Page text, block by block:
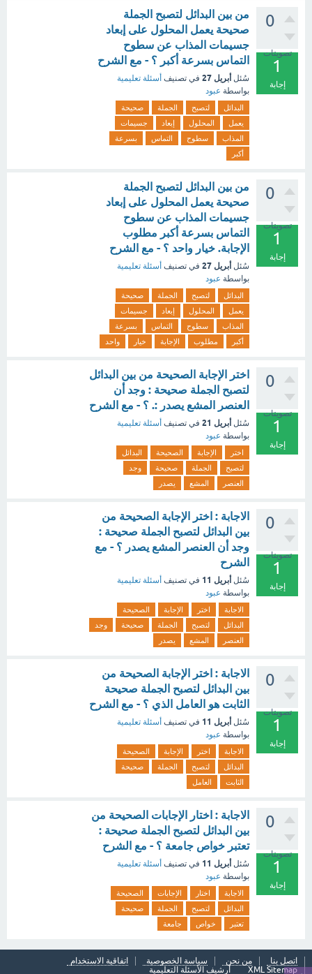
0
تصويتات
1
إجابة
من بين البدائل لتصبح الجملة
صحيحة يعمل المحلول على إبعاد
جسيمات المذاب عن سطوح
التماس بسرعة أكبر ؟ - مع الشرح
سُئل أبريل 27 في تصنيف أسئلة تعليمية
بواسطة عبود
البدائل لتصبح الجملة
صحيحة
يعمل
المحلول إبعاد
جسيمات
المذاب
سطوح التماس
بسرعة
أكبر
0
تصويتات
1
إجابة
من بين البدائل لتصبح الجملة
صحيحة يعمل المحلول على إبعاد
جسيمات المذاب عن سطوح
التماس بسرعة أكبر مطلوب
الإجابة. خيار واحد ؟ - مع الشرح
سُئل أبريل 27 في تصنيف أسئلة تعليمية
بواسطة عبود
البدائل لتصبح الجملة
صحيحة
يعمل
المحلول إبعاد
جسيمات
المذاب
سطوح التماس
بسرعة
أكبر
مطلوب الإجابة خيار واحد
0
تصويتات
1
إجابة
اختر الإجابة الصحيحة من بين البدائل
لتصبح الجملة صحيحة : وجد أن
العنصر المشع يصدر :. ؟ - مع الشرح
سُئل أبريل 21 في تصنيف أسئلة تعليمية
بواسطة عبود
اختر الإجابة الصحيحة
البدائل
لتصبح
الجملة صحيحة
وجد
العنصر
المشع يصدر
0
تصويتات
1
إجابة
الاجابة : اختر الإجابة الصحيحة من
بين البدائل لتصبح الجملة صحيحة :
وجد أن العنصر المشع يصدر ؟ - مع
الشرح
سُئل أبريل 11 في تصنيف أسئلة تعليمية
بواسطة عبود
الاجابة اختر الإجابة
الصحيحة
البدائل
لتصبح الجملة صحيحة
وجد
العنصر
المشع يصدر
0
تصويتات
1
إجابة
الاجابة : اختر الإجابة الصحيحة من
بين البدائل لتصبح الجملة صحيحة
الثابت هو العامل الذي ؟ - مع الشرح
سُئل أبريل 11 في تصنيف أسئلة تعليمية
بواسطة عبود
الاجابة اختر الإجابة
الصحيحة
البدائل
لتصبح الجملة
صحيحة
الثابت
العامل
0
تصويتات
1
إجابة
الاجابة : اختار الإجابات الصحيحة من
بين البدائل لتصبح الجملة صحيحة :
تعتبر خواص جامعة ؟ - مع الشرح
سُئل أبريل 11 في تصنيف أسئلة تعليمية
بواسطة عبود
الاجابة اختار الإجابات
الصحيحة
البدائل
لتصبح الجملة
صحيحة
تعتبر
خواص جامعة
اتصل بنا من نحن سياسة الخصوصية
اتفاقية الاستخدام
XML Sitemap
أرشيف الأسئلة التعليمية